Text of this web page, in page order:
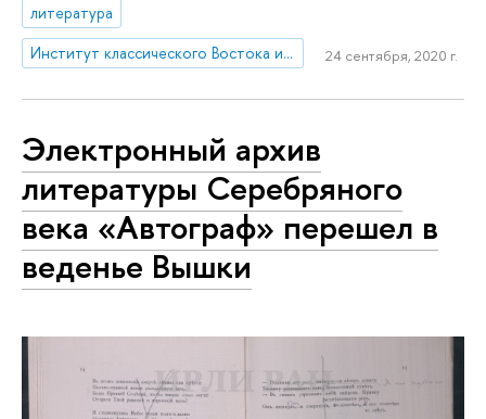
литература
Институт классического Востока и античности
24 сентября, 2020 г.
Электронный архив
литературы Серебряного
века «Автограф» перешел в
веденье Вышки